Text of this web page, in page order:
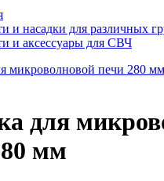
и насадки для различных
и аксессуары для СВЧ
для
мм